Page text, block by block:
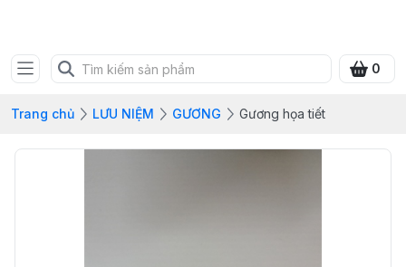
0
Trang chủ LƯU NIỆM GƯƠNG Gương họa tiết